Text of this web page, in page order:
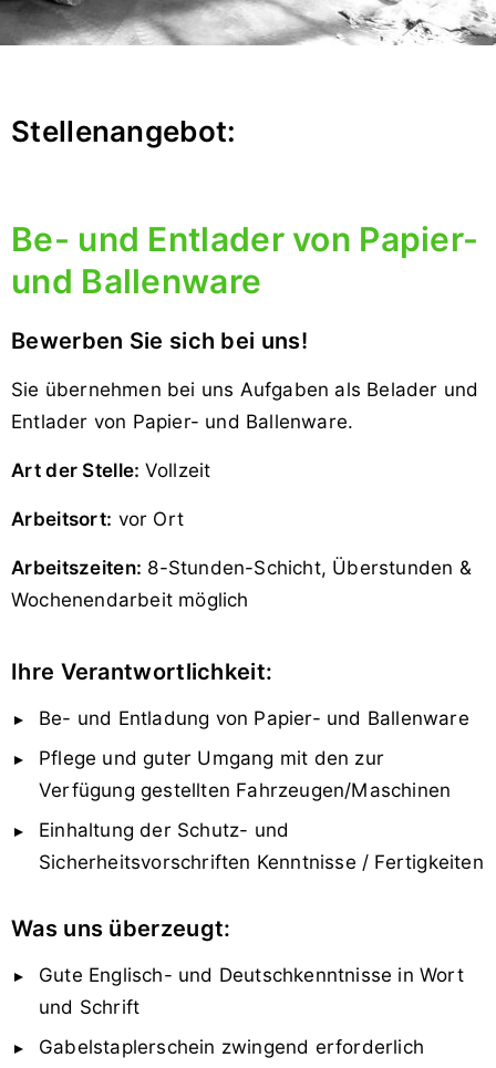
Stellenangebot:
Be- und Entlader von Papier-
und Ballenware
Bewerben Sie sich bei uns!
Sie übernehmen bei uns Aufgaben als Belader und
Entlader von Papier- und Ballenware.
Art der Stelle: Vollzeit
Arbeitsort: vor Ort
Arbeitszeiten: 8-Stunden-Schicht, Überstunden &
Wochenendarbeit möglich
Ihre Verantwortlichkeit:
Be- und Entladung von Papier- und Ballenware
Pflege und guter Umgang mit den zur
Verfügung gestellten Fahrzeugen/Maschinen
Einhaltung der Schutz- und
Sicherheitsvorschriften Kenntnisse / Fertigkeiten
Was uns überzeugt:
Gute Englisch- und Deutschkenntnisse in Wort
und Schrift
Gabelstaplerschein zwingend erforderlich